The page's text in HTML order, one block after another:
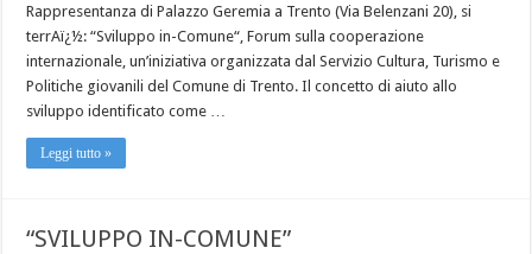
Rappresentanza di Palazzo Geremia a Trento (Via Belenzani 20), si
terrAï¿½: “Sviluppo in-Comune“, Forum sulla cooperazione
internazionale, un’iniziativa organizzata dal Servizio Cultura, Turismo e
Politiche giovanili del Comune di Trento. Il concetto di aiuto allo
sviluppo identificato come …
Leggi tutto »
“SVILUPPO IN-COMUNE”